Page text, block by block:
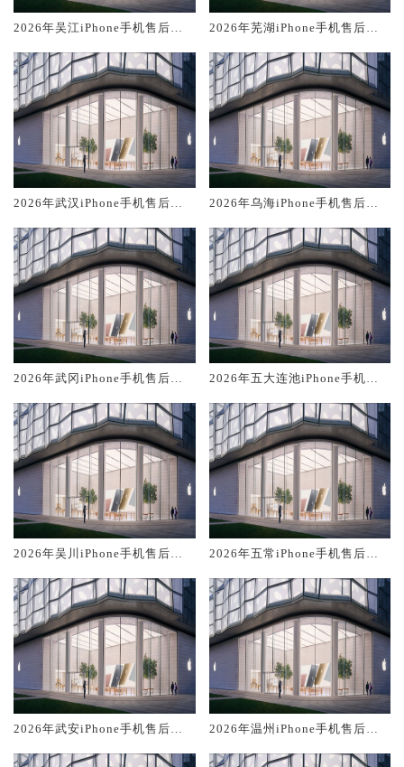
2026年吴江iPhone手机售后服
口碑排名对比知名
2026年芜湖iPhone手机售后服
口碑排名对比知名
2026年武汉iPhone手机售后服
口碑排名对比知名
2026年乌海iPhone手机售后服
口碑排名对比知名
2026年武冈iPhone手机售后服
口碑排名对比知名
2026年五大连池iPhone手机售
评测口碑排名对比知名
2026年吴川iPhone手机售后服
口碑排名对比知名
2026年五常iPhone手机售后服
口碑排名对比知名
2026年武安iPhone手机售后服
口碑排名对比知名
2026年温州iPhone手机售后服
口碑排名对比知名